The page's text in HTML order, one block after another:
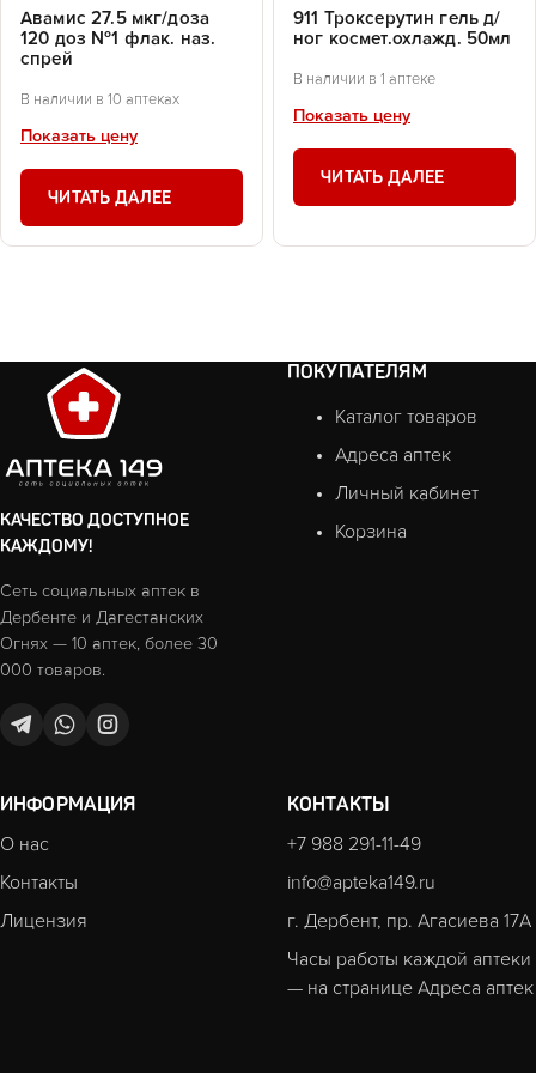
Авамис 27.5 мкг/доза
120 доз №1 флак. наз.
спрей
В наличии в 10 аптеках
Показать цену
ЧИТАТЬ ДАЛЕЕ
911 Троксерутин гель д/
ног космет.охлажд. 50мл
В наличии в 1 аптеке
Показать цену
ЧИТАТЬ ДАЛЕЕ
КАЧЕСТВО ДОСТУПНОЕ
КАЖДОМУ!
Сеть социальных аптек в
Дербенте и Дагестанских
Огнях — 10 аптек, более 30
000 товаров.
ПОКУПАТЕЛЯМ
Каталог товаров
Адреса аптек
Личный кабинет
Корзина
ИНФОРМАЦИЯ
О нас
Контакты
Лицензия
КОНТАКТЫ
+7 988 291-11-49
info@apteka149.ru
г. Дербент, пр. Агасиева 17А
Часы работы каждой аптеки
— на странице Адреса аптек